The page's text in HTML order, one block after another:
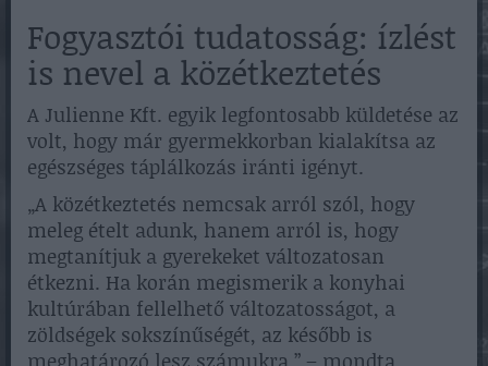
Fogyasztói tudatosság: ízlést
is nevel a közétkeztetés
A Julienne Kft. egyik legfontosabb küldetése az
volt, hogy már gyermekkorban kialakítsa az
egészséges táplálkozás iránti igényt.
„A közétkeztetés nemcsak arról szól, hogy
meleg ételt adunk, hanem arról is, hogy
megtanítjuk a gyerekeket változatosan
étkezni. Ha korán megismerik a konyhai
kultúrában fellelhető változatosságot, a
zöldségek sokszínűségét, az később is